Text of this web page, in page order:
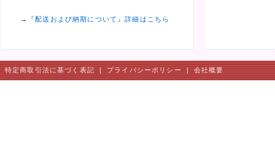
特定商取引法に基づく表記 | プライバシーポリシー | 会社概要
→ 『配送および納期について』詳細はこちら